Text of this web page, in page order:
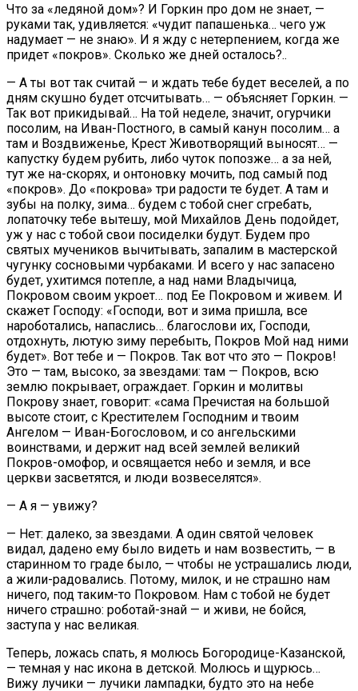
Что за «ледяной дом»? И Горкин про дом не знает, —
руками так, удивляется: «чудит папашенька… чего уж
надумает — не знаю». И я жду с нетерпением, когда же
придет «покров». Сколько же дней осталось?..
— А ты вот так считай — и ждать тебе будет веселей, а по
дням скушно будет отсчитывать… — объясняет Горкин. —
Так вот прикидывай… На той неделе, значит, огурчики
посолим, на Иван-Постного, в самый канун посолим… а
там и Воздвиженье, Крест Животворящий выносят… —
капустку будем рубить, либо чуток попозже… а за ней,
тут же на-скорях, и онтоновку мочить, под самый под
«покров». До «покрова» три радости те будет. А там и
зубы на полку, зима… будем с тобой снег сгребать,
лопаточку тебе вытешу, мой Михайлов День подойдет,
уж у нас с тобой свои посиделки будут. Будем про
святых мучеников вычитывать, запалим в мастерской
чугунку сосновыми чурбаками. И всего у нас запасено
будет, ухитимся потепле, а над нами Владычица,
Покровом своим укроет… под Ее Покровом и живем. И
скажет Господу: «Господи, вот и зима пришла, все
нароботались, напаслись… благослови их, Господи,
отдохнуть, лютую зиму перебыть, Покров Мой над ними
будет». Вот тебе и — Покров. Так вот что это — Покров!
Это — там, высоко, за звездами: там — Покров, всю
землю покрывает, ограждает. Горкин и молитвы
Покрову знает, говорит: «сама Пречистая на большой
высоте стоит, с Крестителем Господним и твоим
Ангелом — Иван-Богословом, и со ангельскими
воинствами, и держит над всей землей великий
Покров-омофор, и освящается небо и земля, и все
церкви засветятся, и люди возвеселятся».
— А я — увижу?
— Нет: далеко, за звездами. А один святой человек
видал, дадено ему было видеть и нам возвестить, — в
старинном то граде было, — чтобы не устрашались люди,
а жили-радовались. Потому, милок, и не страшно нам
ничего, под таким-то Покровом. Нам с тобой не будет
ничего страшно: роботай-знай — и живи, не бойся,
заступа у нас великая.
Теперь, ложась спать, я молюсь Богородице-Казанской,
— темная у нас икона в детской. Молюсь и щурюсь…
Вижу лучики — лучики лампадки, будто это на небе